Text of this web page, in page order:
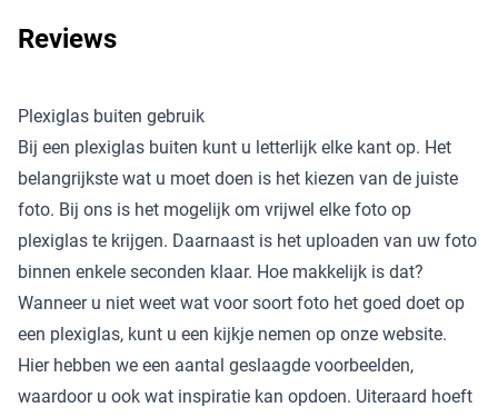
Reviews
Plexiglas buiten gebruik
Bij een plexiglas buiten kunt u letterlijk elke kant op. Het
belangrijkste wat u moet doen is het kiezen van de juiste
foto. Bij ons is het mogelijk om vrijwel elke foto op
plexiglas te krijgen. Daarnaast is het uploaden van uw foto
binnen enkele seconden klaar. Hoe makkelijk is dat?
Wanneer u niet weet wat voor soort foto het goed doet op
een plexiglas, kunt u een kijkje nemen op onze website.
Hier hebben we een aantal geslaagde voorbeelden,
waardoor u ook wat inspiratie kan opdoen. Uiteraard hoeft